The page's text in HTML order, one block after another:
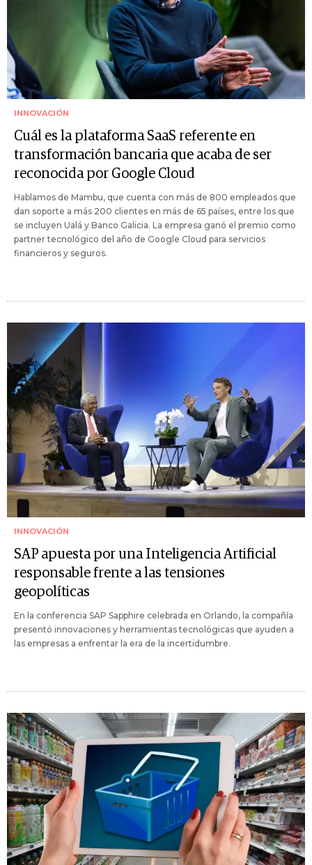
INNOVACIÓN
Cuál es la plataforma SaaS referente en
transformación bancaria que acaba de ser
reconocida por Google Cloud
Hablamos de Mambu, que cuenta con más de 800 empleados que
dan soporte a más 200 clientes en más de 65 países, entre los que
se incluyen Ualá y Banco Galicia. La empresa ganó el premio como
partner tecnológico del año de Google Cloud para servicios
financieros y seguros.
INNOVACIÓN
SAP apuesta por una Inteligencia Artificial
responsable frente a las tensiones
geopolíticas
En la conferencia SAP Sapphire celebrada en Orlando, la compañía
presentó innovaciones y herramientas tecnológicas que ayuden a
las empresas a enfrentar la era de la incertidumbre.